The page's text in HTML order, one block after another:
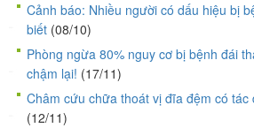
Cảnh báo: Nhiều người có dấu hiệu bị
biết (08/10)
Phòng ngừa 80% nguy cơ bị bệnh đái
chậm lại! (17/11)
Châm cứu chữa thoát vị đĩa đệm có tác
(12/11)